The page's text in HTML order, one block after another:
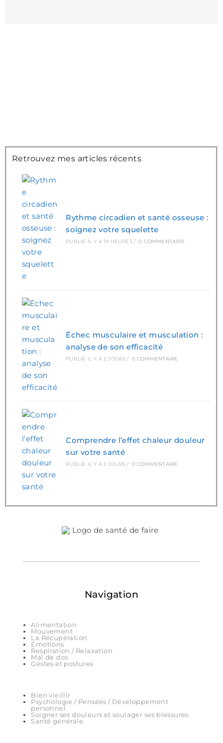
Retrouvez mes articles récents
Rythme circadien et santé osseuse :
soignez votre squelette
PUBLIÉ IL Y A 19 HEURES / 0 COMMENTAIRE
Échec musculaire et musculation :
analyse de son efficacité
PUBLIÉ IL Y A 2 JOURS / 0 COMMENTAIRE
Comprendre l’effet chaleur douleur
sur votre santé
PUBLIÉ IL Y A 3 JOURS / 0 COMMENTAIRE
Navigation
Alimentation
Mouvement
La Récupération
Emotions
Respiration / Relaxation
Mal de dos
Gestes et postures
Bien vieillir
Psychologie / Pensées / Développement
personnel
Soigner ses douleurs et soulager ses blessures
Santé générale